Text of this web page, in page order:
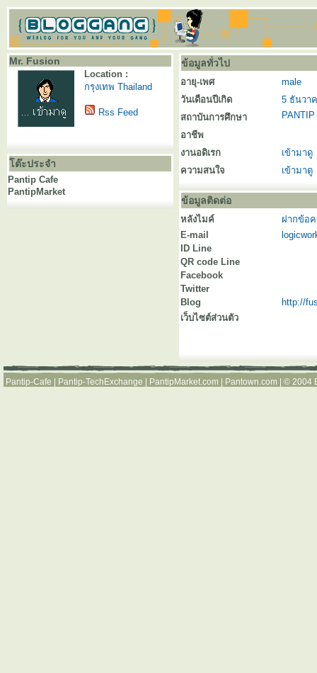
Mr. Fusion
Location :
กรุงเทพ Thailand
Rss Feed
โต๊ะประจำ
Pantip Cafe
PantipMarket
ข้อมูลทั่วไป
อายุ-เพศ
male
วันเดือนปีเกิด
5 ธันวา
สถาบันการศึกษา
อาชีพ
งานอดิเรก
เข้ามาดู
ความสนใจ
เข้ามาดู
ข้อมูลติดต่อ
หลังไมค์
ฝากข้อ
E-mail
ID Line
QR code Line
Facebook
Twitter
Blog
http://
เว็บไซต์ส่วนตัว
Pantip-Cafe Pantip-TechExchange PantipMarket.com Pantown.com | © 2004